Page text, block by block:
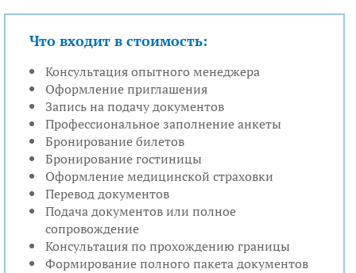
Что входит в стоимость:
Консультация опытного менеджера
Оформление приглашения
Запись на подачу документов
Профессиональное заполнение анкеты
Бронирование билетов
Бронирование гостиницы
Оформление медицинской страховки
Перевод документов
Подача документов или полное
сопровождение
Консультация по прохождению границы
Формирование полного пакета документов